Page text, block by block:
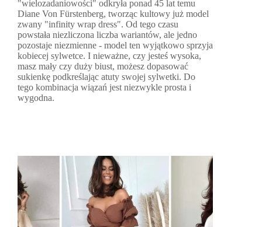
"wielozadaniowości" odkryła ponad 45 lat temu
Diane Von Fürstenberg, tworząc kultowy już model
zwany "infinity wrap dress". Od tego czasu
powstała niezliczona liczba wariantów, ale jedno
pozostaje niezmienne - model ten wyjątkowo sprzyja
kobiecej sylwetce. I nieważne, czy jesteś wysoka,
masz mały czy duży biust, możesz dopasować
sukienkę podkreślając atuty swojej sylwetki. Do
tego kombinacja wiązań jest niezwykle prosta i
wygodna.